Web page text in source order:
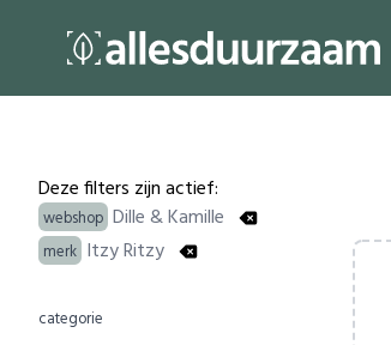
Filters
Deze filters zijn actief:
webshop Dille & Kamille
merk Itzy Ritzy
categorie